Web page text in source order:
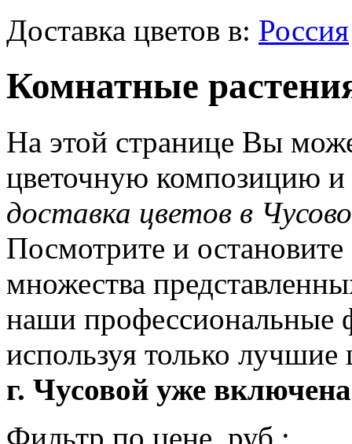
Доставка цветов в: Россия
Комнатные
На этой странице Вы
цветочную композицию и
доставка цветов в
Посмотрите и
множества
наши профессиональные
используя только
г. Чусовой уже
Фильтр по цене, руб.: